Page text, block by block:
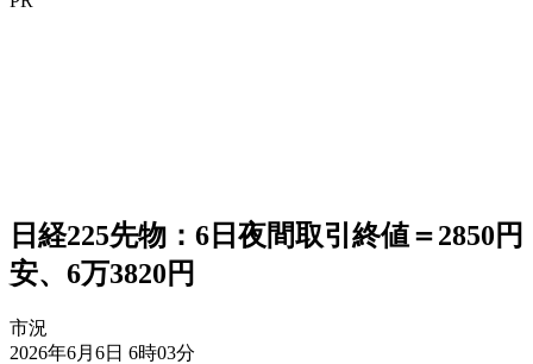
日経225先物：6日夜間取引終値＝2850円
安、6万3820円
市況
2026年6月6日 6時03分